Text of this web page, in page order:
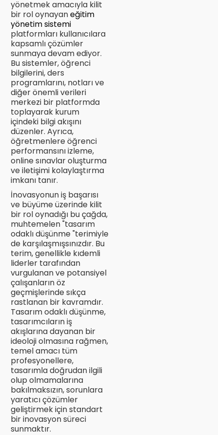
yönetmek amacıyla kilit
bir rol oynayaneğitim
yönetim sistemi
platformları kullanıcılara
kapsamlı çözümler
sunmaya devam ediyor.
Bu sistemler, öğrenci
bilgilerini, ders
programlarını, notları ve
diğer önemli verileri
merkezi bir platformda
toplayarak kurum
içindeki bilgi akışını
düzenler. Ayrıca,
öğretmenlere öğrenci
performansını izleme,
online sınavlar oluşturma
ve iletişimi kolaylaştırma
imkanı tanır.
İnovasyonun iş başarısı
ve büyüme üzerinde kilit
bir rol oynadığı bu çağda,
muhtemelen "tasarım
odaklı düşünme "terimiyle
de karşılaşmışsınızdır. Bu
terim, genellikle kıdemli
liderler tarafından
vurgulanan ve potansiyel
çalışanların öz
geçmişlerinde sıkça
rastlanan bir kavramdır.
Tasarım odaklı düşünme,
tasarımcıların iş
akışlarına dayanan bir
ideoloji olmasına rağmen,
temel amacı tüm
profesyonellere,
tasarımla doğrudan ilgili
olup olmamalarına
bakılmaksızın, sorunlara
yaratıcı çözümler
geliştirmek için standart
bir inovasyon süreci
sunmaktır.